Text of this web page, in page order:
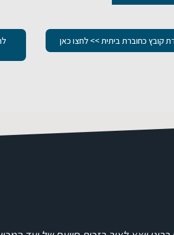
קובץ כחוברת ביתית >> לחצו כאן